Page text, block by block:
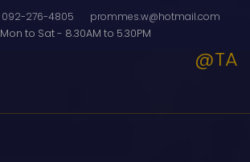
092-276-4805
prommes.w@hotmail.com
Mon to Sat - 8.30AM to 5.30PM
@TA